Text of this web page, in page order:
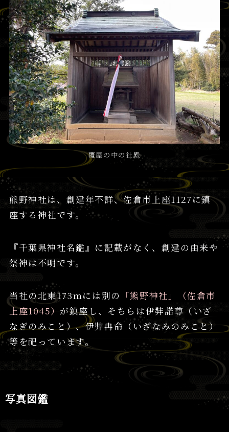
覆屋の中の社殿
熊野神社は、創建年不詳、佐倉市上座1127に鎮
座する神社です。
『千葉県神社名鑑』に記載がなく、創建の由来や
祭神は不明です。
当社の北東173ｍには別の 「熊野神社」（佐倉市
上座1045）が鎮座し、そちらは伊弉諾尊（いざ
なぎのみこと）、伊弉冉命（いざなみのみこと）
等を祀っています。
写真図鑑